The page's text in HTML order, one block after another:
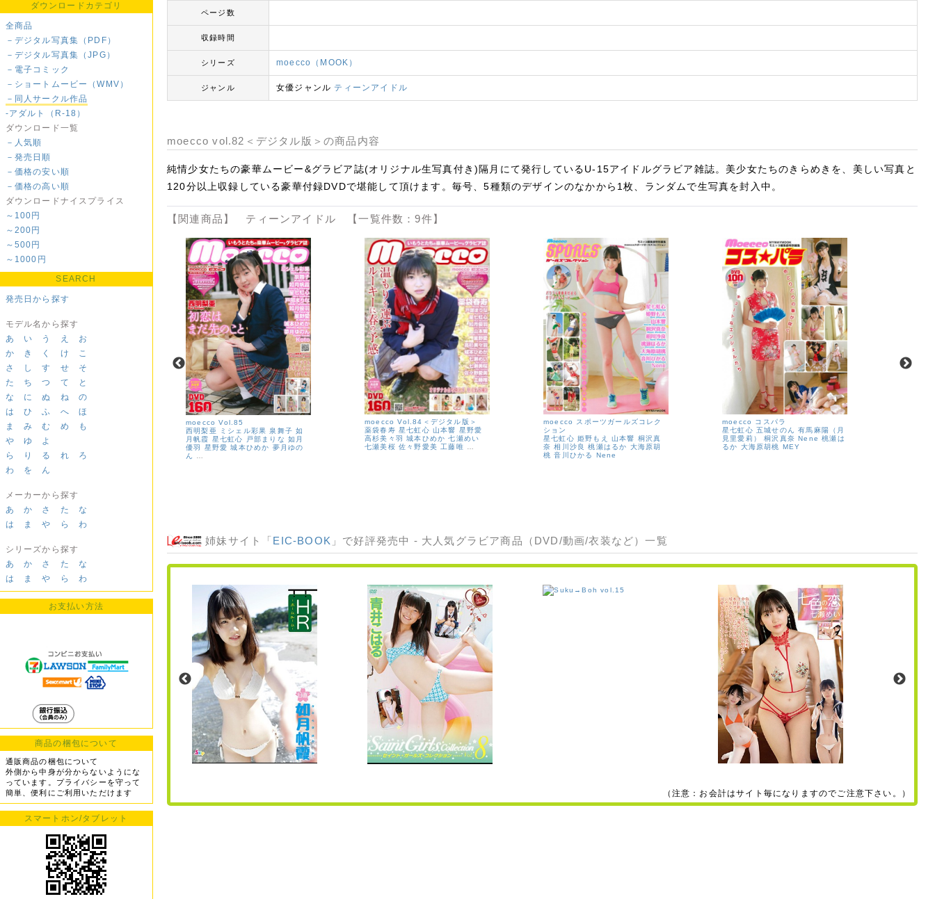
ダウンロードカテゴリ
全商品
－デジタル写真集（PDF）
－デジタル写真集（JPG）
－電子コミック
－ショートムービー（WMV）
－同人サークル作品
-アダルト（R-18）
ダウンロード一覧
－人気順
－発売日順
－価格の安い順
－価格の高い順
ダウンロードナイスプライス
～100円
～200円
～500円
～1000円
SEARCH
発売日から探す
モデル名から探す
あ
い う え
お
か
き く け
こ
さ
し す せ
そ
た
ち つ て
と
な
に ぬ ね
の
は
ひ ふ へ
ほ
ま
み む め
も
や
ゆ
よ
ら
り る れ
ろ
わ
を ん
メーカーから探す
あ
か さ た
な
は
ま や ら わ
シリーズから探す
あ
か さ た
な
は
ま や ら わ
お支払い方法
商品の梱包について
通販商品の梱包について
外側から中身が分からないようにな
っています。プライバシーを守って
簡単、便利にご利用いただけます
スマートホン/タブレット
ページ数
収録時間
シリーズ moecco（MOOK）
ジャンル 女優ジャンル ティーンアイドル
moecco vol.82＜デジタル版＞の商品内容
純情少女たちの豪華ムービー&グラビア誌(オリジナル生写真付き)隔月にて発行しているU-15アイドルグラビア雑誌。美少女たちのきらめきを、美しい写真と
120分以上収録している豪華付録DVDで堪能して頂けます。毎号、5種類のデザインのなかから1枚、ランダムで生写真を封入中。
【関連商品】 ティーンアイドル 【一覧件数：9件】
moecco ピュアホワイト 11＜デジ
タル版＞
MEY 姫野もえ
美々羽
有馬麻陽（月見里愛莉）
咲陽菜
梨々香 大海原胡桃
moecco Vol.85
西明梨亜
ミシェル彩果 泉舞子 如
月帆霞 星七虹心 戸部まりな 如月
優羽
星野愛 城本ひめか 夢月ゆの
ん
moecco Vol.84＜デジタル版＞
薬袋春寿 星七虹心 山本響 星野愛
高杉美々羽 城本ひめか 七瀬めい
七瀬美桜 佐々野愛美 工藤唯
moecco スポーツガールズコレク
ション
星七虹心 姫野もえ 山本響 桐沢真
奈 相川沙良 桃瀬はるか 大海原胡
桃 音川ひかる Nene
moecco コスパラ
星七虹心 五城せのん
有馬麻陽（月
見里愛莉）
桐沢真奈 Nene 桃瀬は
るか 大海原胡桃 MEY
姉妹サイト「EIC-BOOK 」で好評発売中 - 大人気グラビア商品（DVD/動画/衣装など）一覧
（注意：お会計はサイト毎になりますのでご注意下さい。）